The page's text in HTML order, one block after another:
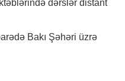
dərslər distant
Bakı Şəhəri üzrə